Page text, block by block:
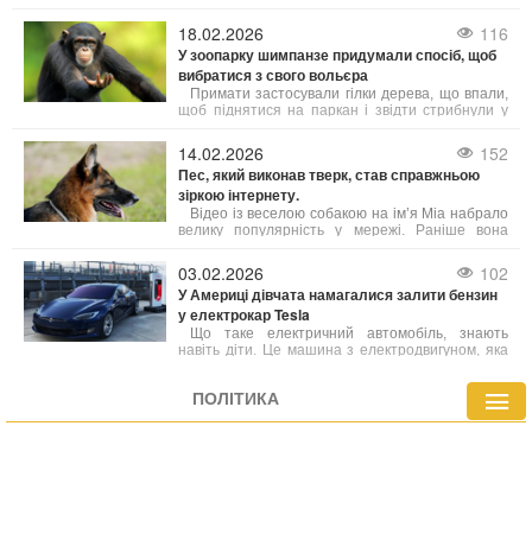
він придбав через Facebook Marketplace
хвостову частину Boeing 737, яку планує
поховати під землею та переобладнати на
повноцінний захищений бункер.
18.02.2026 116
У зоопарку шимпанзе придумали спосіб, щоб
вибратися з свого вольєра
Примати застосували гілки дерева, що впали,
щоб піднятися на паркан і звідти стрибнули у
гостей. Такі несподівані сусіди на прогулянковій
стежці — це далеко не щоденне явище.
14.02.2026 152
Пес, який виконав тверк, став справжньою
зіркою інтернету.
Відео із веселою собакою на ім’я Міа набрало
велику популярність у мережі. Раніше вона
згодом її взяла до себе родина зі Шотландії.
Зараз життя Міа кардинально змінилося: вона
щодня отримує ласку та турботу від своїх
власників.
03.02.2026 102
У Америці дівчата намагалися залити бензин
у електрокар Tesla
Що таке електричний автомобіль, знають
навіть діти. Це машина з електродвигуном, яка
це і підтверджує – електрокар їздить на
електриці. Однак не всі це розуміють.
ПОЛІТИКА